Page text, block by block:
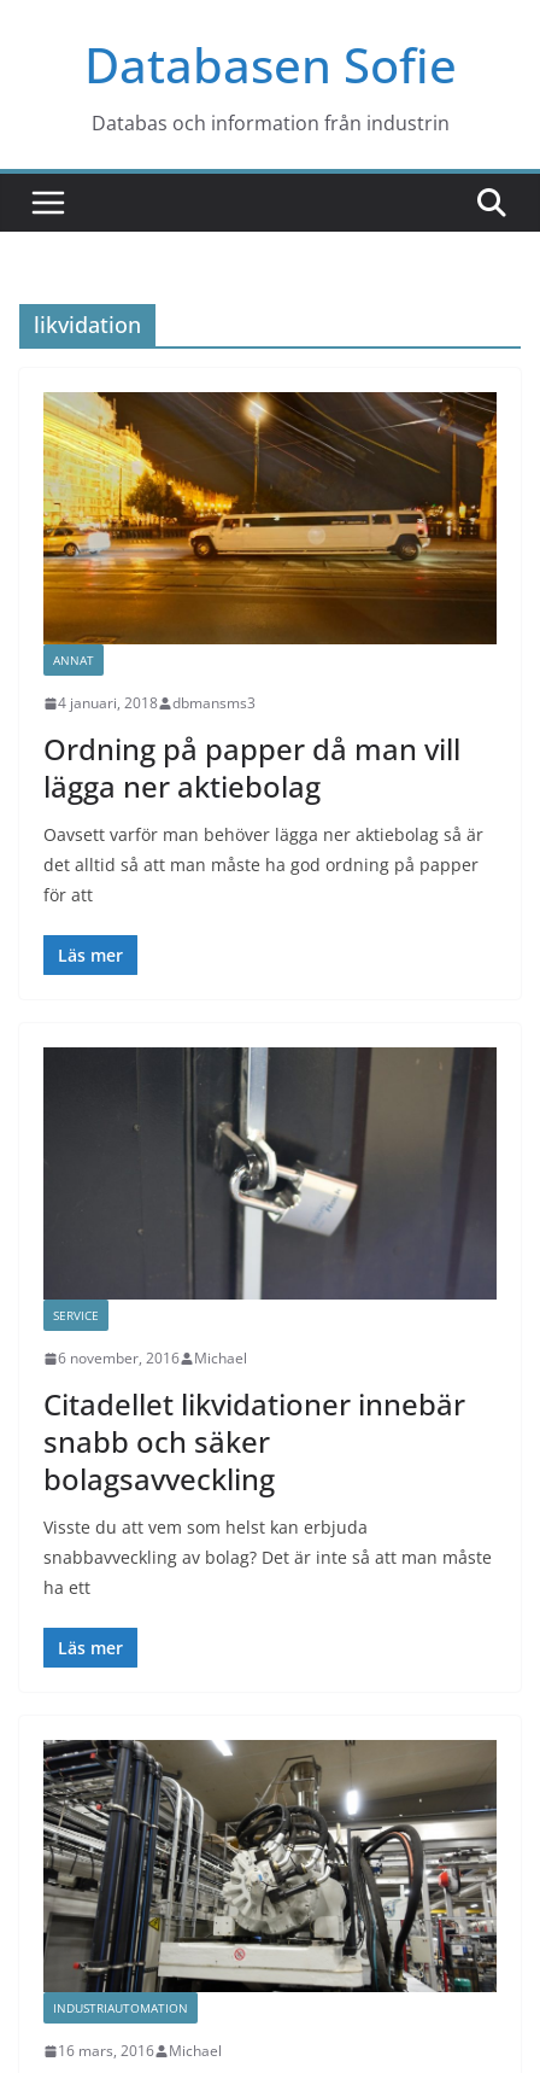
Databasen Sofie
Databas och information från industrin
likvidation
ANNAT
4 januari, 2018 dbmansms3
Ordning på papper då man vill
lägga ner aktiebolag
Oavsett varför man behöver lägga ner aktiebolag så är
det alltid så att man måste ha god ordning på papper
för att
Läs mer
SERVICE
6 november, 2016 Michael
Citadellet likvidationer innebär
snabb och säker
bolagsavveckling
Visste du att vem som helst kan erbjuda
snabbavveckling av bolag? Det är inte så att man måste
ha ett
Läs mer
INDUSTRIAUTOMATION
16 mars, 2016 Michael